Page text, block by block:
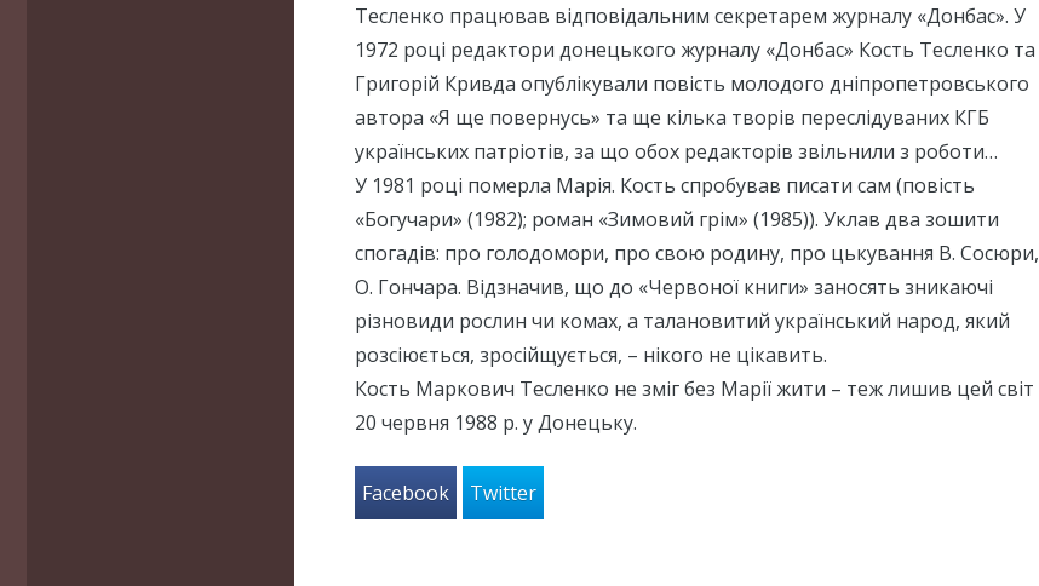
Тесленко працював відповідальним секретарем журналу «Донбас». У
1972 році редактори донецького журналу «Донбас» Кость Тесленко та
Григорій Кривда опублікували повість молодого дніпропетровського
автора «Я ще повернусь» та ще кілька творів переслідуваних КГБ
українських патріотів, за що обох редакторів звільнили з роботи…
У 1981 році померла Марія. Кость спробував писати сам (повість
«Богучари» (1982); роман «Зимовий грім» (1985)). Уклав два зошити
спогадів: про голодомори, про свою родину, про цькування В. Сосюри,
О. Гончара. Відзначив, що до «Червоної книги» заносять зникаючі
різновиди рослин чи комах, а талановитий український народ, який
розсіюється, зросійщується, – нікого не цікавить.
Кость Маркович Тесленко не зміг без Марії жити – теж лишив цей світ
20 червня 1988 р. у Донецьку.
Facebook Twitter